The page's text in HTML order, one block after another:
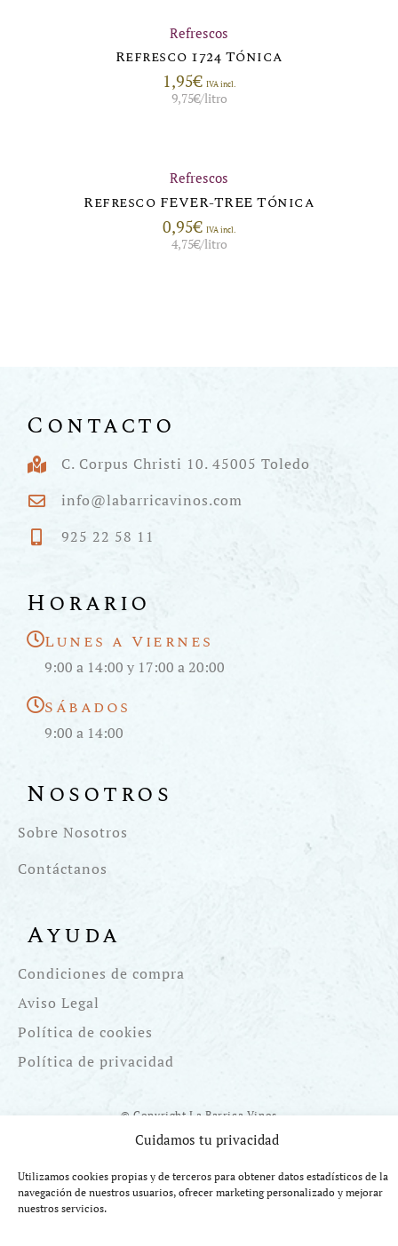
Cuidamos tu privacidad
Utilizamos cookies propias y de terceros para obtener datos estadísticos de la
navegación de nuestros usuarios, ofrecer marketing personalizado y mejorar
nuestros servicios.
Refrescos
Refresco 1724 Tónica
1,95€ IVA incl.
9,75€/litro
Refrescos
Refresco FEVER-TREE Tónica
0,95€ IVA incl.
4,75€/litro
Contacto
C. Corpus Christi 10. 45005 Toledo
info@labarricavinos.com
925 22 58 11
Horario
Lunes a Viernes
9:00 a 14:00 y 17:00 a 20:00
Sábados
9:00 a 14:00
Nosotros
Sobre Nosotros
Contáctanos
Ayuda
Condiciones de compra
Aviso Legal
Política de cookies
Política de privacidad
© Copyright La Barrica Vinos